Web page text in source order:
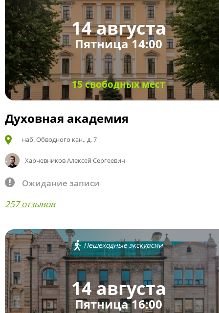
14 августа
Пятница 14:00
15 свободных мест
Духовная академия
наб. Обводного кан., д. 7
Харчевников Алексей Сергеевич
Ожидание записи
257 отзывов
Пешеходные экскурсии
14 августа
Пятница 16:00